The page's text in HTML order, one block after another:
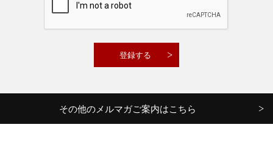
その他のメルマガご案内はこちら